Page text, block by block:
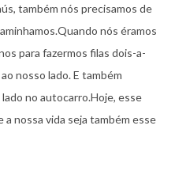
também nós precisamos de
nós éramos
para fazermos filas dois-a-
nosso lado. E também
no autocarro.Hoje, esse
a nossa vida seja também esse